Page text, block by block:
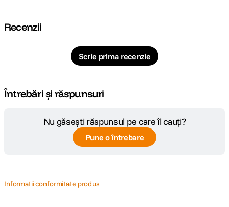
30.5°
Nr. lamele
10
Diafragma
f/0.95
Recenzii
Scrie prima recenzie
Întrebări și răspunsuri
Nu găsești răspunsul pe care îl cauți?
Pune o întrebare
Informatii conformitate produs